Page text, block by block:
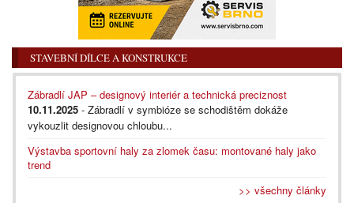
STAVEBNÍ DÍLCE A KONSTRUKCE
Zábradlí JAP – designový interiér a technická preciznost
10.11.2025 - Zábradlí v symbióze se schodištěm dokáže
vykouzlit designovou chloubu...
Výstavba sportovní haly za zlomek času: montované haly jako
trend
>> všechny články